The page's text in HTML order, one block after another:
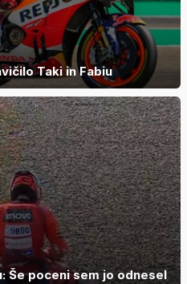
Taki in Fabiu
Še poceni sem jo odnesel